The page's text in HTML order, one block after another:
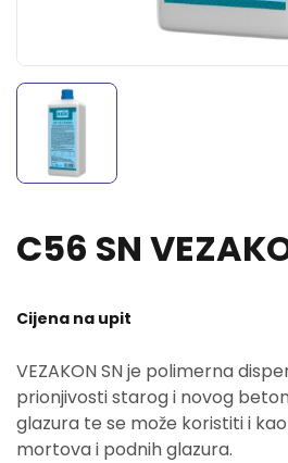
C56 SN
Cijena na upit
VEZAKON SN je polimerna
prionjivosti starog i novog
glazura te se može koristiti i
mortova i podnih glazura.